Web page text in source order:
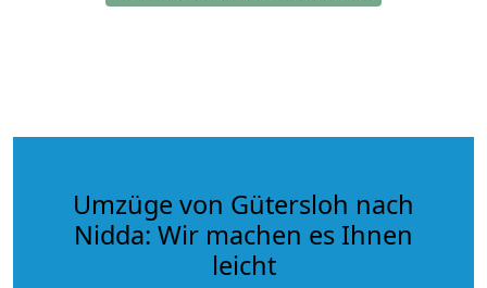
Umzüge von Gütersloh nach
Nidda: Wir machen es Ihnen
leicht